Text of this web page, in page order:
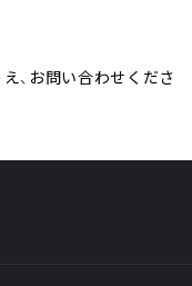
、お問い合わせくださ
ー